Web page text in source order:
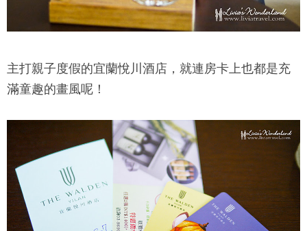
主打親子度假的宜蘭悅川酒店 ，就連房卡上也都是充
滿童趣的畫風呢！